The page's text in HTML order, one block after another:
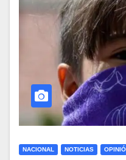
NACIONAL NOTICIAS